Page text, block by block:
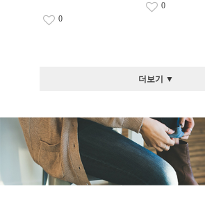
0
0
더보기 ▼